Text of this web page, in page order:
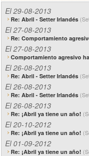
El 29-08-2013
Re: Abril - Setter Irlandés
El 27-08-2013
Re: Comportamiento
El 27-08-2013
Comportamiento agresivo
El 26-08-2013
Re: Abril - Setter Irlandés
El 26-08-2013
Re: Abril - Setter Irlandés
El 26-08-2013
Re: ¡Abril ya tiene un año!
El 20-10-2012
Re: ¡Abril ya tiene un año!
El 01-09-2012
Re: ¡Abril ya tiene un año!